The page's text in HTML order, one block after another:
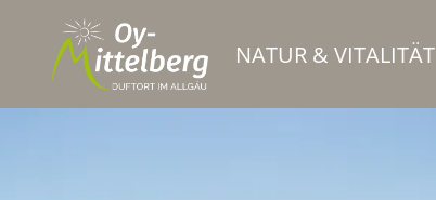
NATUR & VITALITÄT